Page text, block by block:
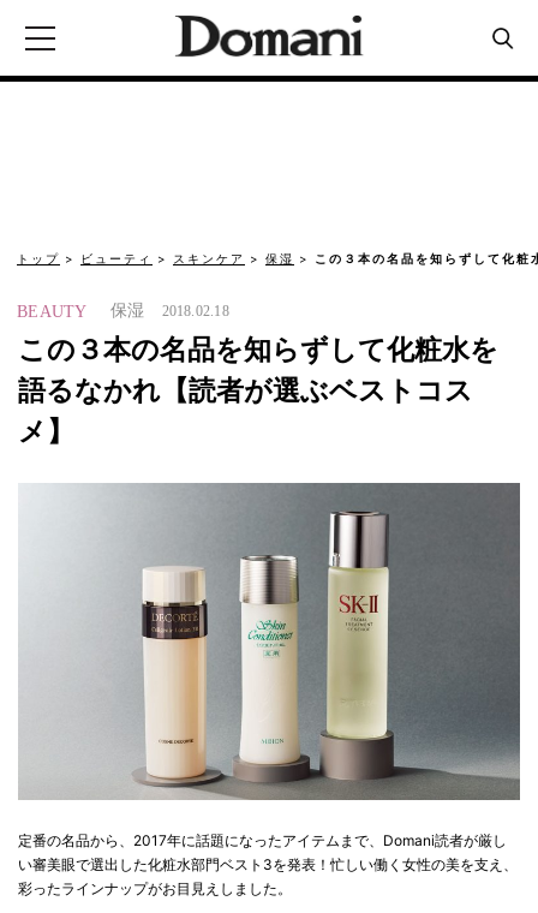
トップ ビューティ スキンケア 保湿 この３本の名品を知らずして化
BEAUTY 保湿 2018.02.18
この３本の名品を知らずして化粧水を
語るなかれ【読者が選ぶベストコス
メ】
定番の名品から、2017年に話題になったアイテムまで、Domani読者が厳し
い審美眼で選出した化粧水部門ベスト3を発表！忙しい働く女性の美を支え、
彩ったラインナップがお目見えしました。